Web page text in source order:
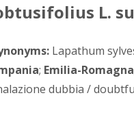
L.
Lapathum
; Emilia-Romagna
dubbia /